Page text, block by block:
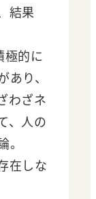
結果
極的に
り、
わざネ
、人の
在しな